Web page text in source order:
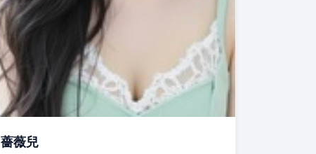
薔薇兒